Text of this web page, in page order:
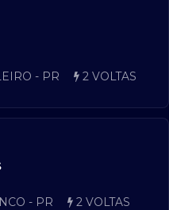
- PR
2 VOLTAS
- PR
2 VOLTAS